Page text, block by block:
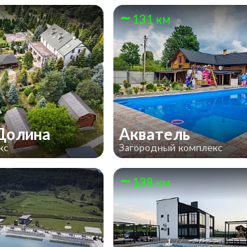
131 км
Акватель
Загородный комплекс
138 км